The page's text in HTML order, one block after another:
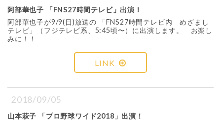
阿部華也子 「FNS27時間テレビ」出演！
阿部華也子が9/9(日)放送の 「FNS27時間テレビ内 めざまし
テレビ」（フジテレビ系、5:45頃〜）に出演します。 お楽し
みに！！
LINK
2018/09/05
山本萩子 「プロ野球ワイド2018」出演！